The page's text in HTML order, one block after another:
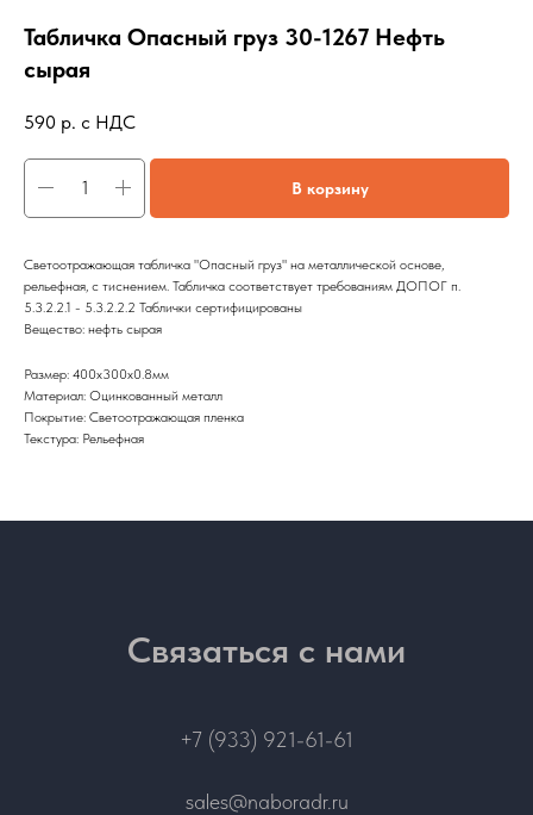
Табличка Опасный груз 30-1267 Нефть
сырая
590 р. с НДС
В корзину
Светоотражающая табличка "Опасный груз" на металлической основе,
рельефная, с тиснением. Табличка соответствует требованиям ДОПОГ п.
5.3.2.2.1 - 5.3.2.2.2 Таблички сертифицированы
Вещество: нефть сырая
Размер: 400х300х0.8мм
Материал: Оцинкованный металл
Покрытие: Светоотражающая пленка
Текстура: Рельефная
Связаться с нами
+7 (933) 921-61-61
sales@naboradr.ru